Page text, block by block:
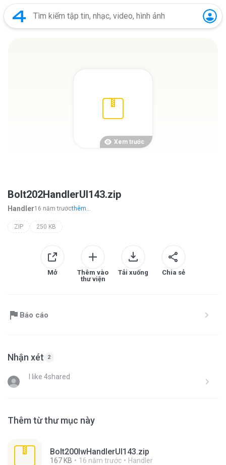
Xem trước
Bolt202HandlerUI143.zip
Handler16 năm trướcthêm...
ZIP 250 KB
Mở
Thêm vào
thư viện
Tải xuống Chia sẻ
Báo cáo
Nhận xét 2
I like 4shared
Thêm từ thư mục này
Bolt200lwHandlerUI143.zip
167 KB 16 năm trước Handler